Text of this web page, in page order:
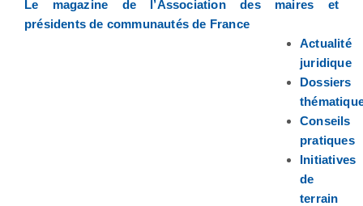
Le magazine de l’Association des maires et
présidents de communautés de France
Actualité
juridique
Dossiers
Conseils
pratiques
Initiatives
de
terrain